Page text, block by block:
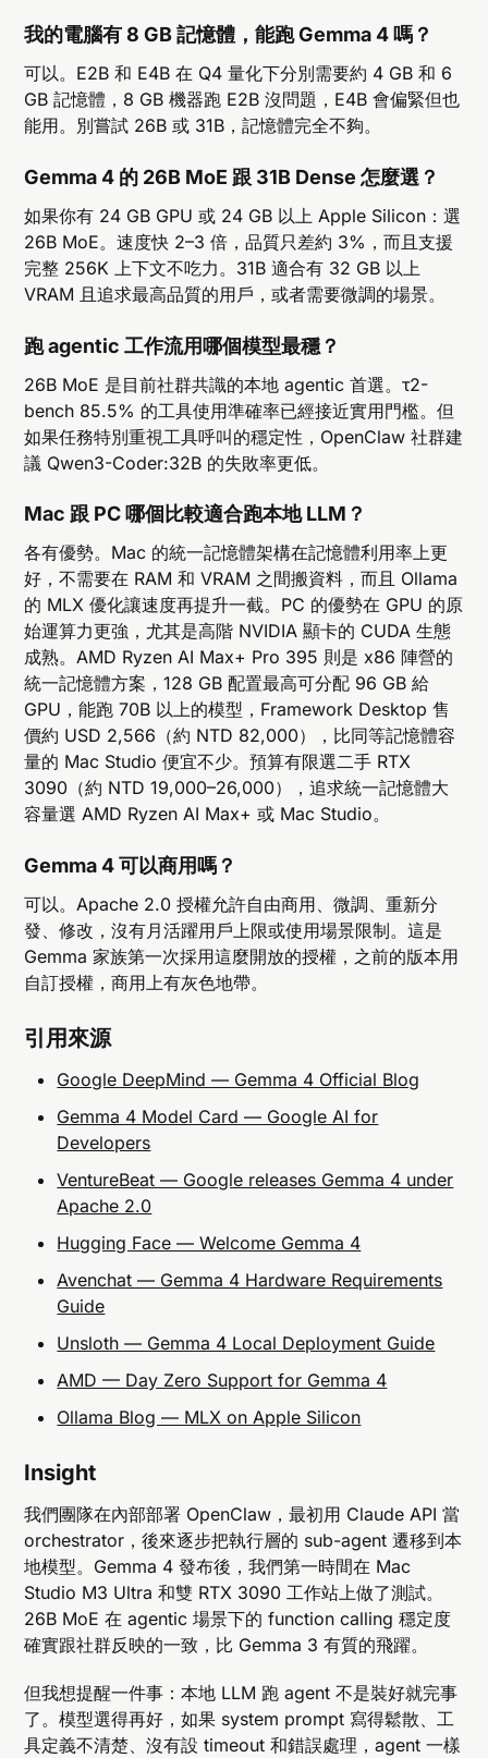
我的電腦有 8 GB 記憶體，能跑 Gemma 4 嗎？
可以。E2B 和 E4B 在 Q4 量化下分別需要約 4 GB 和 6
GB 記憶體，8 GB 機器跑 E2B 沒問題，E4B 會偏緊但也
能用。別嘗試 26B 或 31B，記憶體完全不夠。
Gemma 4 的 26B MoE 跟 31B Dense 怎麼選？
如果你有 24 GB GPU 或 24 GB 以上 Apple Silicon：選
26B MoE。速度快 2–3 倍，品質只差約 3%，而且支援
完整 256K 上下文不吃力。31B 適合有 32 GB 以上
VRAM 且追求最高品質的用戶，或者需要微調的場景。
跑 agentic 工作流用哪個模型最穩？
26B MoE 是目前社群共識的本地 agentic 首選。τ2-
bench 85.5% 的工具使用準確率已經接近實用門檻。但
如果任務特別重視工具呼叫的穩定性，OpenClaw 社群建
議 Qwen3-Coder:32B 的失敗率更低。
Mac 跟 PC 哪個比較適合跑本地 LLM？
各有優勢。Mac 的統一記憶體架構在記憶體利用率上更
好，不需要在 RAM 和 VRAM 之間搬資料，而且 Ollama
的 MLX 優化讓速度再提升一截。PC 的優勢在 GPU 的原
始運算力更強，尤其是高階 NVIDIA 顯卡的 CUDA 生態
成熟。AMD Ryzen AI Max+ Pro 395 則是 x86 陣營的
統一記憶體方案，128 GB 配置最高可分配 96 GB 給
GPU，能跑 70B 以上的模型，Framework Desktop 售
價約 USD 2,566（約 NTD 82,000），比同等記憶體容
量的 Mac Studio 便宜不少。預算有限選二手 RTX
3090（約 NTD 19,000–26,000），追求統一記憶體大
容量選 AMD Ryzen AI Max+ 或 Mac Studio。
Gemma 4 可以商用嗎？
可以。Apache 2.0 授權允許自由商用、微調、重新分
發、修改，沒有月活躍用戶上限或使用場景限制。這是
Gemma 家族第一次採用這麼開放的授權，之前的版本用
自訂授權，商用上有灰色地帶。
引用來源
Google DeepMind — Gemma 4 Official Blog
Gemma 4 Model Card — Google AI for
Developers
VentureBeat — Google releases Gemma 4 under
Apache 2.0
Hugging Face — Welcome Gemma 4
Avenchat — Gemma 4 Hardware Requirements
Guide
Unsloth — Gemma 4 Local Deployment Guide
AMD — Day Zero Support for Gemma 4
Ollama Blog — MLX on Apple Silicon
Insight
我們團隊在內部部署 OpenClaw，最初用 Claude API 當
orchestrator，後來逐步把執行層的 sub-agent 遷移到本
地模型。Gemma 4 發布後，我們第一時間在 Mac
Studio M3 Ultra 和雙 RTX 3090 工作站上做了測試。
26B MoE 在 agentic 場景下的 function calling 穩定度
確實跟社群反映的一致，比 Gemma 3 有質的飛躍。
但我想提醒一件事：本地 LLM 跑 agent 不是裝好就完事
了。模型選得再好，如果 system prompt 寫得鬆散、工
具定義不清楚、沒有設 timeout 和錯誤處理，agent 一樣